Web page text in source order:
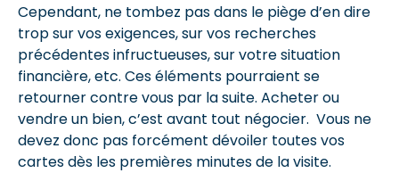
Cependant, ne tombez pas dans le piège d’en dire
trop sur vos exigences, sur vos recherches
précédentes infructueuses, sur votre situation
financière, etc. Ces éléments pourraient se
retourner contre vous par la suite. Acheter ou
vendre un bien, c’est avant tout négocier. Vous ne
devez donc pas forcément dévoiler toutes vos
cartes dès les premières minutes de la visite.